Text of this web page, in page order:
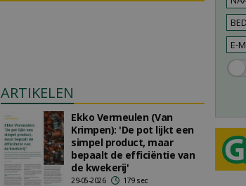
ARTIKELEN
Ekko Vermeulen (Van
Krimpen): 'De pot lijkt een
simpel product, maar
bepaalt de efficiëntie van
de kwekerij'
29-05-2026 179 sec